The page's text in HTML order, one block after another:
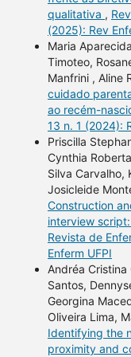
qualitativa ,
(2025): Rev
Maria
Timoteo,
Manfrini , Aline
cuidado
ao recém-
13 n. 1 (2024):
Priscilla
Cynthia
Silva Carvalho,
Josicleide
Construction
interview
Revista de
Enferm UFPI
Andréa Cristina
Santos,
Georgina
Oliveira Lima,
Identifying the
proximity and